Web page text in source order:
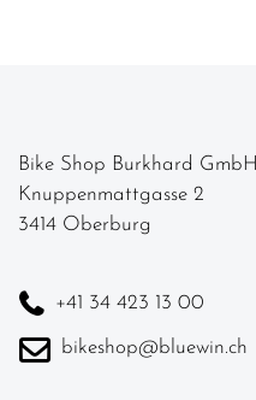
Bike Shop Burkhard GmbH
Knuppenmattgasse 2
3414 Oberburg
+41 34 423 13 00
bikeshop@bluewin.ch